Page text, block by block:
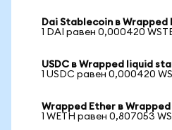
Dai Stablecoin в
1 DAI равен 0,000420
USDC в Wrapped liquid
1 USDC равен 0,000420
Wrapped Ether в
1 WETH равен 0,807053